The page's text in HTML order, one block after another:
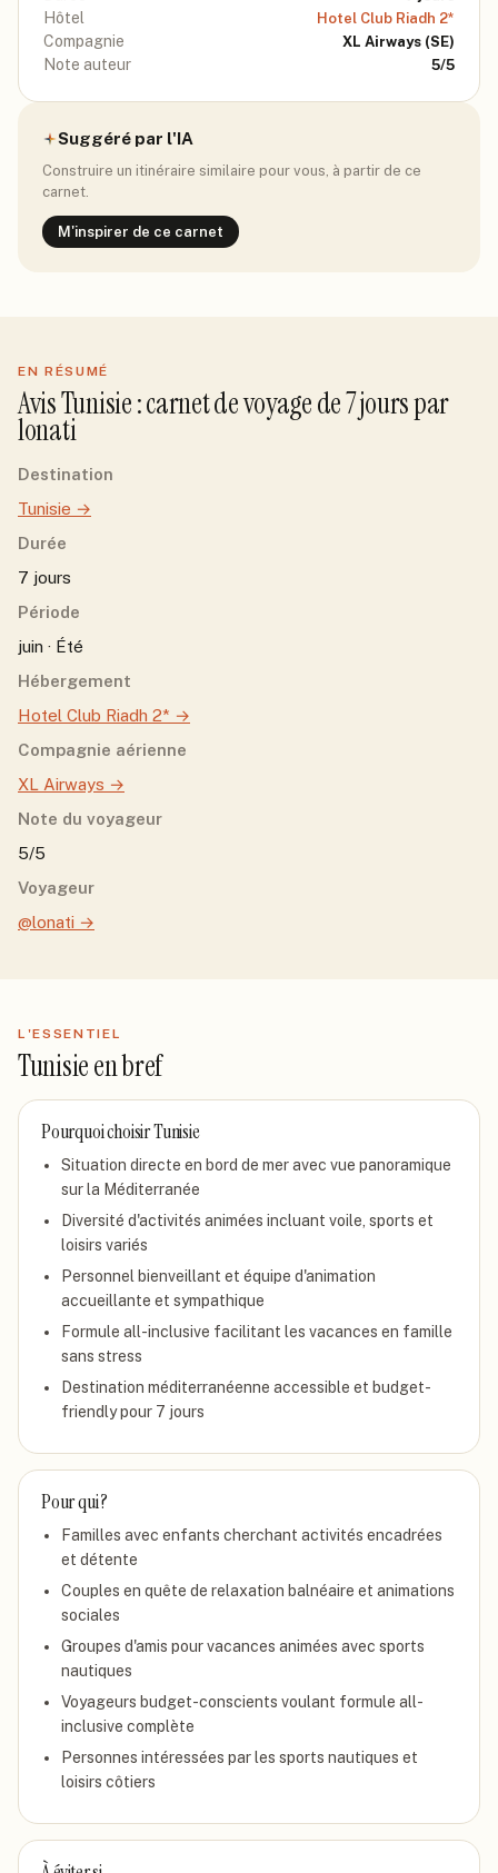
Hôtel Hotel Club Riadh 2*
Compagnie XL Airways (SE)
Note auteur 5/5
Suggéré par l'IA
Construire un itinéraire similaire pour vous, à partir de ce
carnet.
M'inspirer de ce carnet
EN RÉSUMÉ
AvisTunisie: carnet de voyage de7jourspar
lonati
Destination
Tunisie →
Durée
7 jours
Période
juin · Été
Hébergement
Hotel Club Riadh 2* →
Compagnie aérienne
XL Airways →
Note du voyageur
5/5
Voyageur
@lonati →
L'ESSENTIEL
Tunisieen bref
Pourquoi choisirTunisie
Situation directe en bord de mer avec vue panoramique
sur la Méditerranée
Diversité d'activités animées incluant voile, sports et
loisirs variés
Personnel bienveillant et équipe d'animation
accueillante et sympathique
Formule all-inclusive facilitant les vacances en famille
sans stress
Destination méditerranéenne accessible et budget-
friendly pour 7 jours
Pour qui ?
Familles avec enfants cherchant activités encadrées
et détente
Couples en quête de relaxation balnéaire et animations
sociales
Groupes d'amis pour vacances animées avec sports
nautiques
Voyageurs budget-conscients voulant formule all-
inclusive complète
Personnes intéressées par les sports nautiques et
loisirs côtiers